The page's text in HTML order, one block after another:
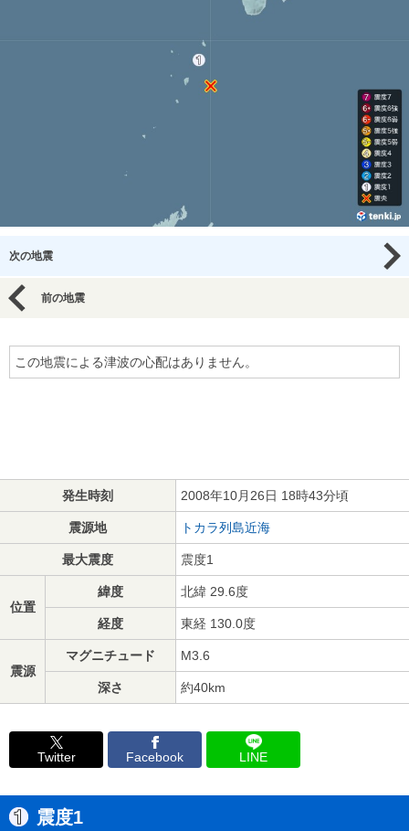
次の地震
前の地震
この地震による津波の心配はありません。
発生時刻 2008年10月26日 18時43分頃
震源地 トカラ列島近海
最大震度 震度1
位置
緯度 北緯 29.6度
経度 東経 130.0度
震源
マグニチュード M3.6
深さ 約40km
Twitter Facebook LINE
震度1